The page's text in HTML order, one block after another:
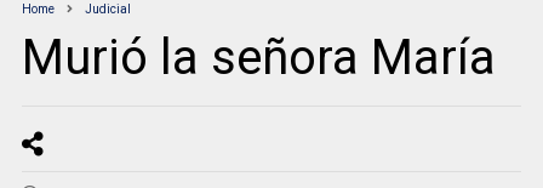
Home Judicial
Murió la señora María